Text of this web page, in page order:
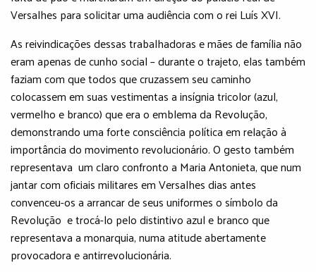
Versalhes para solicitar uma audiência com o rei Luís XVI.
As reivindicações dessas trabalhadoras e mães de família não
eram apenas de cunho social – durante o trajeto, elas também
faziam com que todos que cruzassem seu caminho
colocassem em suas vestimentas a insígnia tricolor (azul,
vermelho e branco) que era o emblema da Revolução,
demonstrando uma forte consciência política em relação à
importância do movimento revolucionário. O gesto também
representava um claro confronto a Maria Antonieta, que num
jantar com oficiais militares em Versalhes dias antes
convenceu-os a arrancar de seus uniformes o símbolo da
Revolução e trocá-lo pelo distintivo azul e branco que
representava a monarquia, numa atitude abertamente
provocadora e antirrevolucionária.